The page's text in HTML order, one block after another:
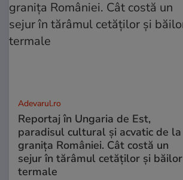
Adevarul.ro
Reportaj în Ungaria de Est,
paradisul cultural și acvatic de la
granița României. Cât costă un
sejur în tărâmul cetăților și băilor
termale